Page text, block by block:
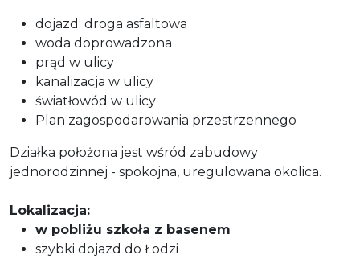
dojazd: droga asfaltowa
woda doprowadzona
prąd w ulicy
kanalizacja w ulicy
światłowód w ulicy
Plan zagospodarowania przestrzennego
Działka położona jest wśród zabudowy
jednorodzinnej - spokojna, uregulowana okolica.
Lokalizacja:
w pobliżu szkoła z basenem
szybki dojazd do Łodzi